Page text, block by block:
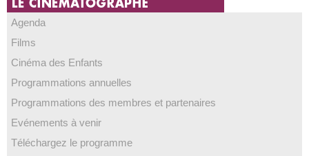
Agenda
Films
Cinéma des Enfants
Programmations annuelles
Programmations des membres et partenaires
Evénements à venir
Téléchargez le programme